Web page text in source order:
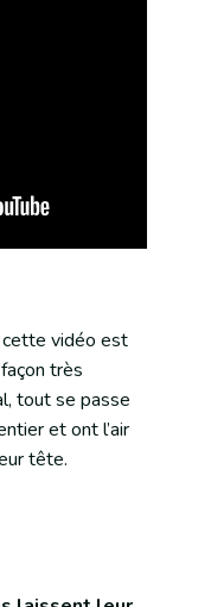
cette vidéo est
très
tout se passe
et ont l’air
tête.